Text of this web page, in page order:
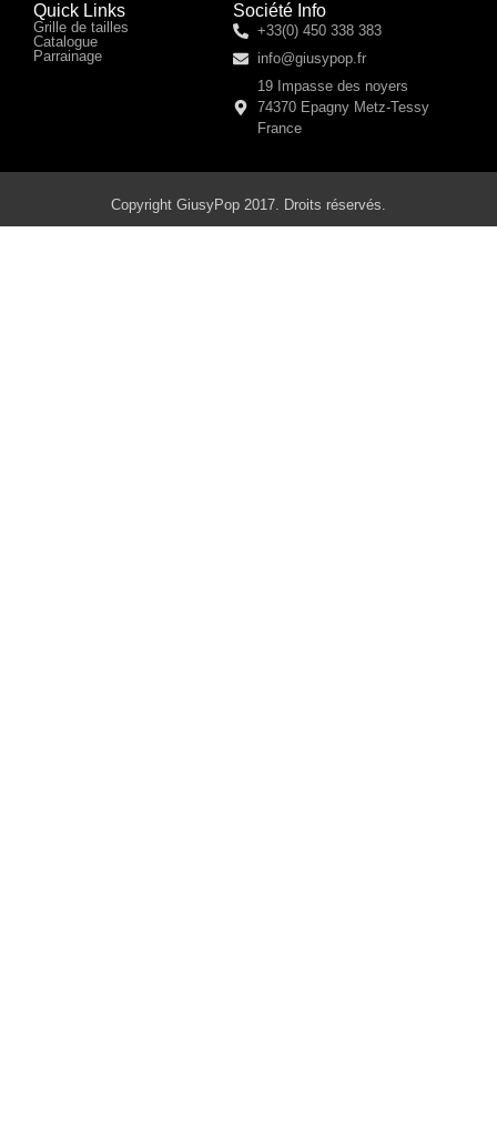
Quick Links
Grille de tailles
Catalogue
Parrainage
Société Info
+33(0) 450 338 383
info@giusypop.fr
19 Impasse des noyers
74370 Epagny Metz-Tessy
France
Copyright GiusyPop 2017. Droits réservés.